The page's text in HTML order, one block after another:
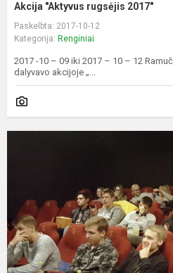
Akcija "Aktyvus rugsėjis 2017"
Paskelbta: 2017-10-12
Kategorija: Renginiai
2017 -10 – 09 iki 2017 – 10 – 12
dalyvavo akcijoje „...